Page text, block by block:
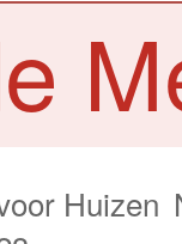
Huizen